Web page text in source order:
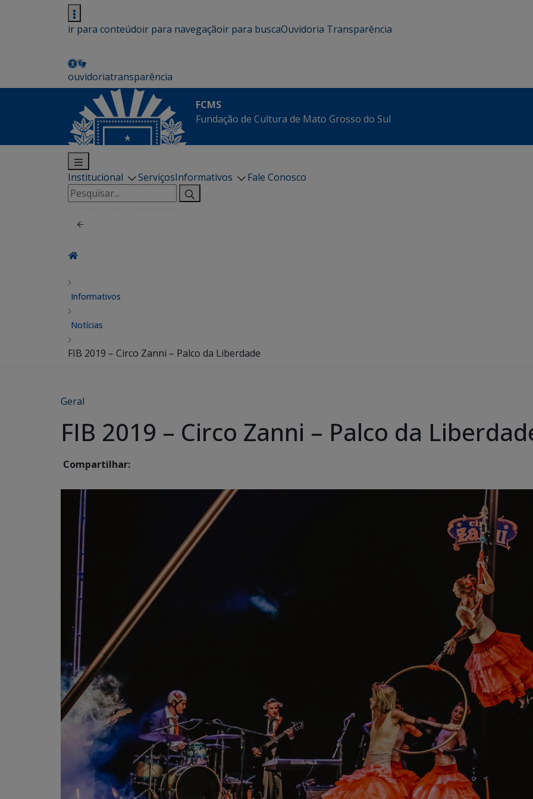
ir para conteúdoir para navegaçãoir para buscaOuvidoria Transparência
ouvidoriatransparência
FCMS
Fundação de Cultura de Mato Grosso do Sul
Institucional ServiçosInformativos
Fale Conosco
Pesquisar
por:
Informativos
Notícias
FIB 2019 – Circo Zanni – Palco da Liberdade
Geral
FIB 2019 – Circo Zanni – Palco da
Compartilhar: